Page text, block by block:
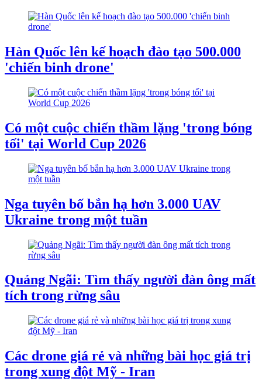
Hàn Quốc lên kế hoạch đào tạo 500.000
'chiến binh drone'
Có một cuộc chiến thầm lặng 'trong bóng
tối' tại World Cup 2026
Nga tuyên bố bắn hạ hơn 3.000 UAV
Ukraine trong một tuần
Quảng Ngãi: Tìm thấy người đàn ông mất
tích trong rừng sâu
Các drone giá rẻ và những bài học giá trị
trong xung đột Mỹ - Iran